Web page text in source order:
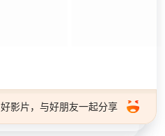
好影片，与好朋友一起分享